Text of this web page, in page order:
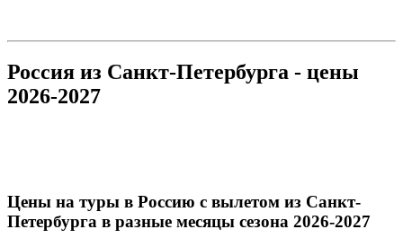
Россия из Санкт-Петербурга - цены
2026-2027
Цены на туры в Россию с вылетом из Санкт-
Петербурга в разные месяцы сезона 2026-2027